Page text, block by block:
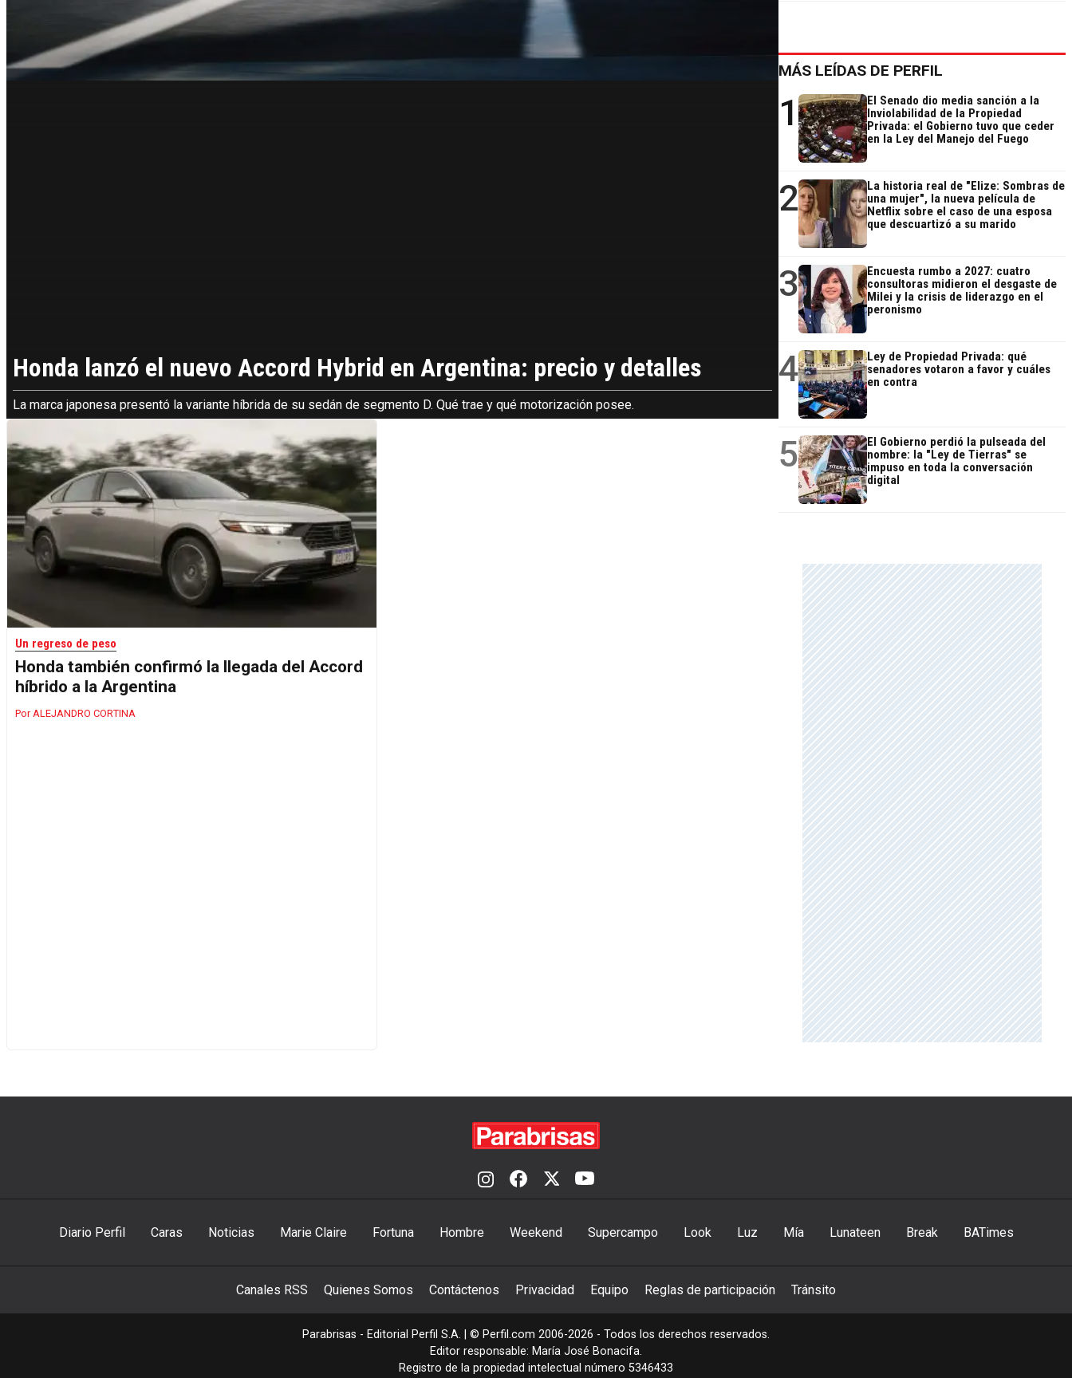
Honda lanzó el nuevo Accord Hybrid en Argentina: precio y detalles
La marca japonesa presentó la variante híbrida de su sedán de segmento D. Qué trae y qué motorización posee.
Un regreso de peso
Honda también confirmó la llegada del Accord
híbrido a la Argentina
ALEJANDRO CORTINA
MÁS LEÍDAS DE PERFIL
1
El Senado dio media sanción a la
Inviolabilidad de la Propiedad
Privada: el Gobierno tuvo que ceder
en la Ley del Manejo del Fuego
2
La historia real de "Elize: Sombras de
una mujer", la nueva película de
Netflix sobre el caso de una esposa
que descuartizó a su marido
3
Encuesta rumbo a 2027: cuatro
consultoras midieron el desgaste de
Milei y la crisis de liderazgo en el
peronismo
4
Ley de Propiedad Privada: qué
senadores votaron a favor y cuáles
en contra
5
El Gobierno perdió la pulseada del
nombre: la "Ley de Tierras" se
impuso en toda la conversación
digital
Diario Perfil Caras Noticias Marie Claire Fortuna Hombre Weekend Supercampo Look Luz Mía Lunateen Break BATimes
Canales RSS Quienes Somos Contáctenos Privacidad Equipo Reglas de participación Tránsito
Parabrisas - Editorial Perfil S.A. | © Perfil.com 2006-2026 - Todos los derechos reservados.
Editor responsable: María José Bonacifa.
Registro de la propiedad intelectual número 5346433